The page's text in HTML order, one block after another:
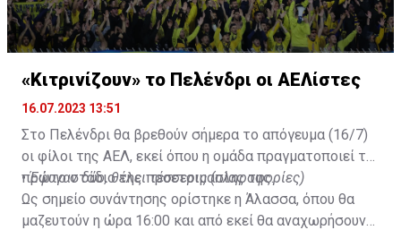
«Κιτρινίζουν» το Πελένδρι οι ΑΕΛίστες
16.07.2023 13:51
Στο Πελένδρι θα βρεθούν σήμερα το απόγευμα (16/7)
οι φίλοι της ΑΕΛ, εκεί όπου η ομάδα πραγματοποιεί το
πρώτο στάδιο της προετοιμασίας της.
•Έφυγαν δύο, θέλει τέσσερις (πληροφορίες)
Ως σημείο συνάντησης ορίστηκε η Άλασσα, όπου θα
μαζευτούν η ώρα 16:00 και από εκεί θα αναχωρήσουν